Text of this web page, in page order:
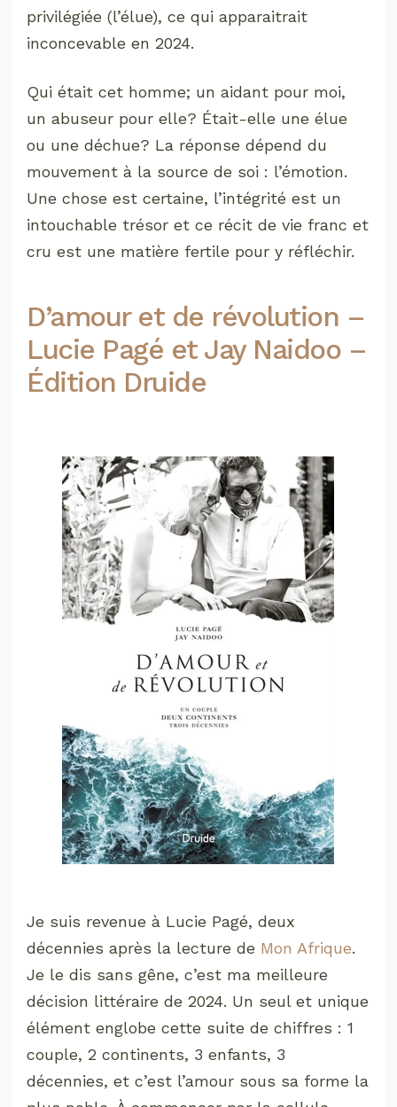
privilégiée (l’élue), ce qui apparaitrait
inconcevable en 2024.
Qui était cet homme; un aidant pour moi,
un abuseur pour elle? Était-elle une élue
ou une déchue? La réponse dépend du
mouvement à la source de soi : l’émotion.
Une chose est certaine, l’intégrité est un
intouchable trésor et ce récit de vie franc et
cru est une matière fertile pour y réfléchir.
D’amour et de révolution –
Lucie Pagé et Jay Naidoo –
Édition Druide
Je suis revenue à Lucie Pagé, deux
décennies après la lecture de Mon Afrique.
Je le dis sans gêne, c’est ma meilleure
décision littéraire de 2024. Un seul et unique
élément englobe cette suite de chiffres : 1
couple, 2 continents, 3 enfants, 3
décennies, et c’est l’amour sous sa forme la